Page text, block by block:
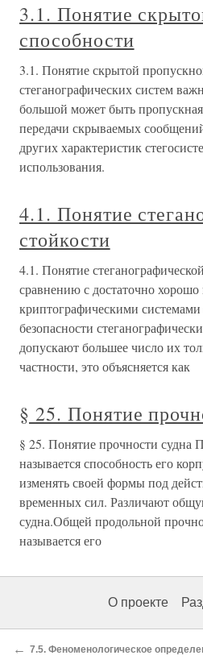
3.1. Понятие
способности
3.1. Понятие скрытой
стеганографических систем
большой может быть
передачи скрываемых
других характеристик
использования.
4.1. Понятие
стойкости
4.1. Понятие
сравнению с достаточно
криптографическими
безопасности
допускают большее число их
частности, это объясняется как
§ 25. Понятие
§ 25. Понятие прочности судна
называется способность его
изменять своей формы под
временных сил. Различают
судна.Общей продольной
называется его
О проекте
←